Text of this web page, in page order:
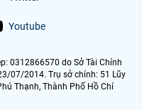
Youtube
0312866570 do Sở Tài Chính
07/2014. Trụ sở chính: 51 Lũy
Thạnh, Thành Phố Hồ Chí